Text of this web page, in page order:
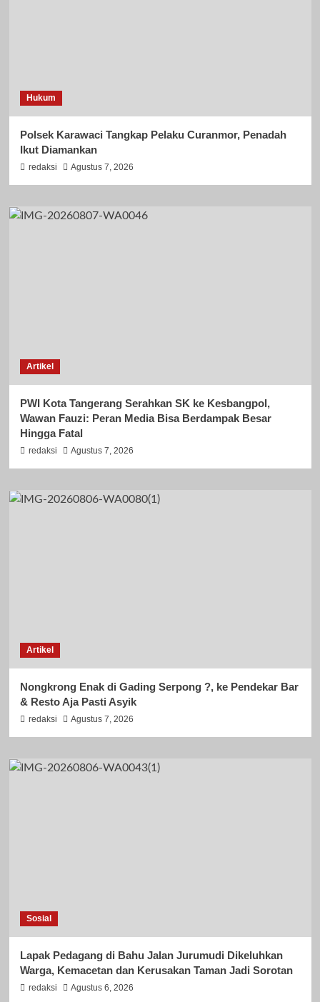
Hukum
Polsek Karawaci Tangkap Pelaku Curanmor, Penadah
Ikut Diamankan
redaksi Agustus 7, 2026
Artikel
PWI Kota Tangerang Serahkan SK ke Kesbangpol,
Wawan Fauzi: Peran Media Bisa Berdampak Besar
Hingga Fatal
redaksi Agustus 7, 2026
Artikel
Nongkrong Enak di Gading Serpong ?, ke Pendekar Bar
& Resto Aja Pasti Asyik
redaksi Agustus 7, 2026
Sosial
Lapak Pedagang di Bahu Jalan Jurumudi Dikeluhkan
Warga, Kemacetan dan Kerusakan Taman Jadi Sorotan
redaksi Agustus 6, 2026